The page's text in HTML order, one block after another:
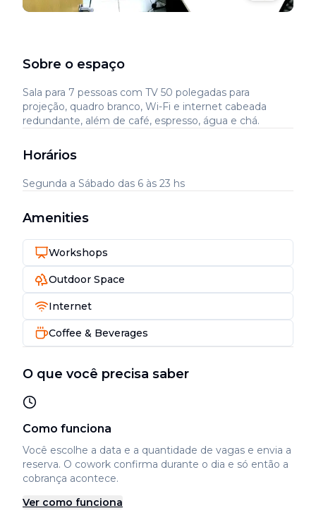
Sobre o espaço
Sala para 7 pessoas com TV 50 polegadas para
projeção, quadro branco, Wi-Fi e internet cabeada
redundante, além de café, espresso, água e chá.
Horários
Segunda a Sábado das 6 às 23 hs
Amenities
Workshops
Outdoor Space
Internet
Coffee & Beverages
O que você precisa saber
Como funciona
Você escolhe a data e a quantidade de vagas e envia a
reserva. O cowork confirma durante o dia e só então a
cobrança acontece.
Ver como funciona